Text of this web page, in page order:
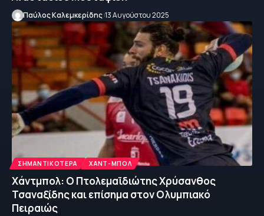
Παύλος Καλεμκερίδης 13 Αυγούστου 2025
ΣΗΜΑΝΤΙΚΌΤΕΡΑ ΧΑΝΤ-ΜΠΟΛ
Χάντμπολ: Ο Πτολεμαϊδιώτης Χρύσανθος
Τσαναξίδης και επίσημα στον Ολυμπιακό
Πειραιώς